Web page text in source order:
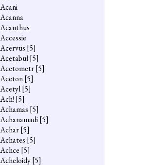
Acani
Acanna
Acanthus
Accessie
Acervus [5]
Acetabuł[5]
Acetometr[5]
Aceton[5]
Acetyl[5]
Ach! [5]
Achamas [5]
Achanamadi[5]
Achar[5]
Achates [5]
Achce [5]
Acheloidy[5]